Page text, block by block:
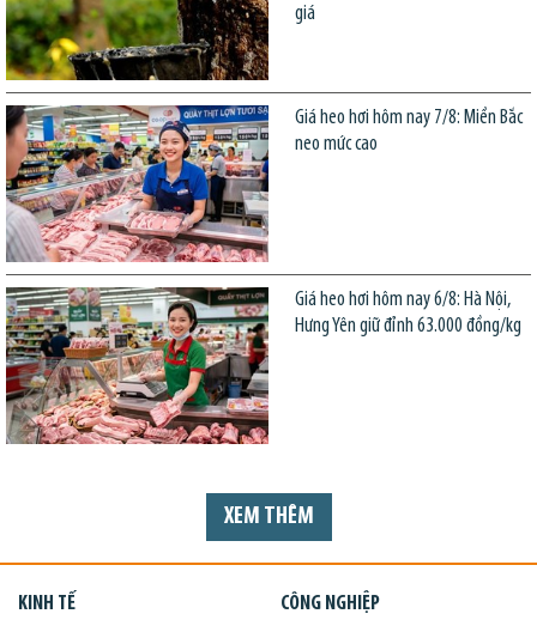
giá
Giá heo hơi hôm nay 7/8: Miền Bắc
neo mức cao
Giá heo hơi hôm nay 6/8: Hà Nội,
Hưng Yên giữ đỉnh 63.000 đồng/kg
XEM THÊM
KINH TẾ CÔNG NGHIỆP